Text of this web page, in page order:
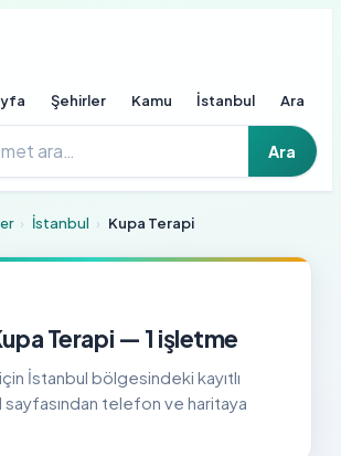
Şehirler Kamu İstanbul Ara
Ara
› İstanbul › Kupa Terapi
Terapi — 1 işletme
için İstanbul bölgesindeki kayıtlı
sayfasından telefon ve haritaya